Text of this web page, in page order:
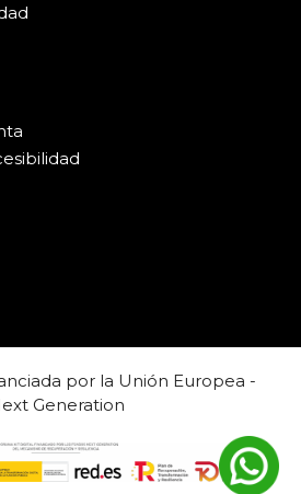
por la Unión Europea -
Generation